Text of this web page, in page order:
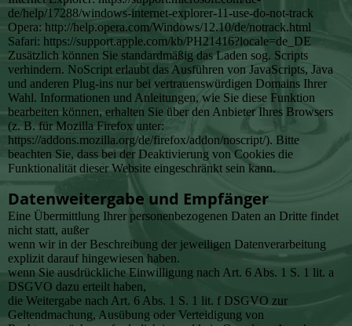
de/help/17288/windows-internet-explorer-11-use-do-not-track
Opera: http://help.opera.com/Windows/12.10/de/notrack.html
Safari: https://support.apple.com/kb/PH21416?locale=de_DE
Zusätzlich können Sie standardmäßig das Laden sog. Scripts
verhindern. NoScript erlaubt das Ausführen von JavaScripts, Java
und anderen Plug-ins nur bei vertrauenswürdigen Domains Ihrer
Wahl. Informationen und Anleitungen, wie Sie diese Funktion
bearbeiten können, erhalten Sie über den Anbieter Ihres Browsers
(z. B. für Mozilla Firefox unter:
https://addons.mozilla.org/de/firefox/addon/noscript/). Bitte
beachten Sie, dass bei der Deaktivierung von Cookies die
Funktionalität dieser Website eingeschränkt sein kann.
Datenweitergabe und Empfänger
Eine Übermittlung Ihrer personenbezogenen Daten an Dritte findet
nicht statt, außer
wenn wir in der Beschreibung der jeweiligen Datenverarbeitung
explizit darauf hingewiesen haben.
wenn Sie ausdrückliche Einwilligung nach Art. 6 Abs. 1 S. 1 lit. a
DSGVO dazu erteilt haben,
die Weitergabe nach Art. 6 Abs. 1 S. 1 lit. f DSGVO zur
Geltendmachung, Ausübung oder Verteidigung von